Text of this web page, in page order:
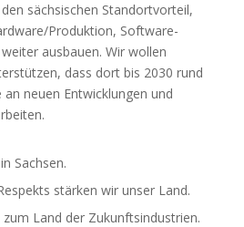
säch­si­schen Stand­ort­vorteil,
Produktion, Software-
ausbauen. Wir wollen
dass dort bis 2030 rund
neuen Entwick­lungen und
Sachsen.
stärken wir unser Land.
Land der Zukunfts­in­dus­trien.